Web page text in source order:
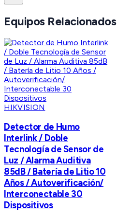
Equipos Relacionados
HIKVISION
Detector de Humo
Interlink / Doble
Tecnología de Sensor de
Luz / Alarma Auditiva
85dB / Batería de Litio 10
Años / Autoverificación/
Interconectable 30
Dispositivos